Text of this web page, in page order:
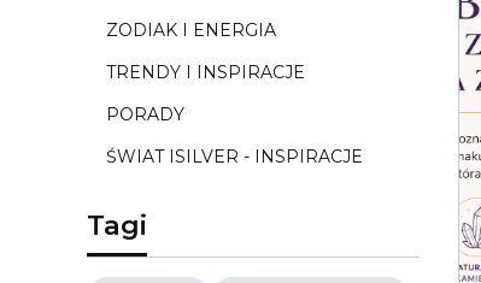
ZODIAK I ENERGIA
TRENDY I INSPIRACJE
PORADY
ŚWIAT ISILVER - INSPIRACJE
Tagi